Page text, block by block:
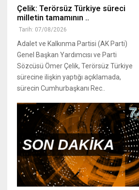
Çelik: Terörsüz Türkiye süreci
milletin tamamının ..
Tarih: 07/08/2026
Adalet ve Kalkınma Partisi (AK Parti)
Genel Başkan Yardımcısı ve Parti
Sözcüsü Ömer Çelik, Terörsüz Türkiye
sürecine ilişkin yaptığı açıklamada,
sürecin Cumhurbaşkanı Rec..